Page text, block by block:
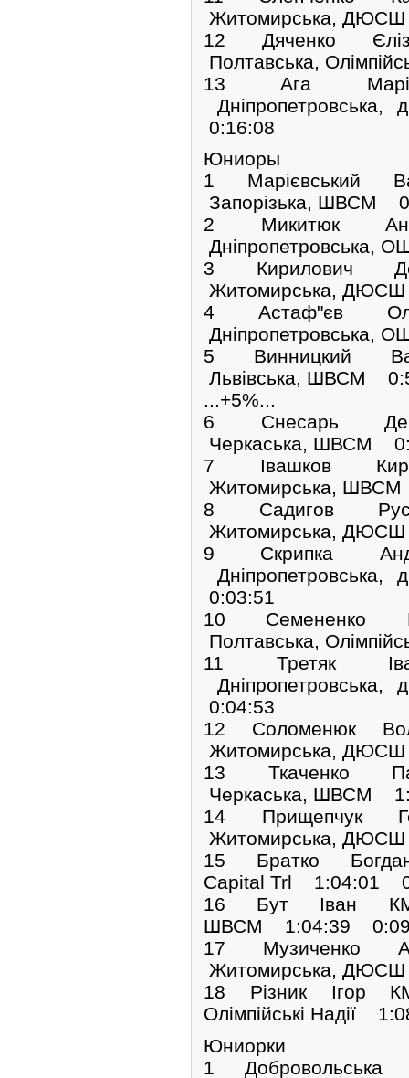
Житомирська,
12 Дяченко
Полтавська,
13 Ага
0:16:08
Юниоры
1 Марієвський
Запорізька, ШВСМ
2 Микитюк
3 Кирилович
Житомирська,
4 Астаф"єв
5 Винницкий
Львівська, ШВСМ
...+5%...
6 Снесарь
Черкаська, ШВСМ
7 Івашков
Житомирська,
8 Садигов
Житомирська,
9 Скрипка
0:03:51
10 Семененко
Полтавська,
11 Третяк
0:04:53
12 Соломенюк
Житомирська,
13 Ткаченко
Черкаська, ШВСМ
14 Прищепчук
Житомирська,
15 Братко
Capital Trl 1:04:01
16 Бут Іван
ШВСМ 1:04:39
17 Музиченко
Житомирська,
18 Різник Ігор
Олімпійські Надії
Юниорки
1